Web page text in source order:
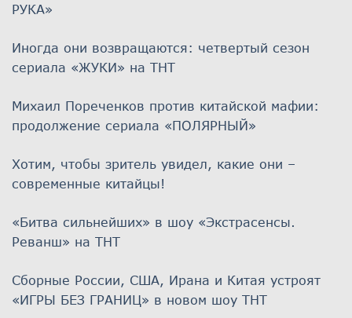
РУКА»
Иногда они возвращаются: четвертый сезон
сериала «ЖУКИ» на ТНТ
Михаил Пореченков против китайской мафии:
продолжение сериала «ПОЛЯРНЫЙ»
Хотим, чтобы зритель увидел, какие они –
современные китайцы!
«Битва сильнейших» в шоу «Экстрасенсы.
Реванш» на ТНТ
Сборные России, США, Ирана и Китая устроят
«ИГРЫ БЕЗ ГРАНИЦ» в новом шоу ТНТ